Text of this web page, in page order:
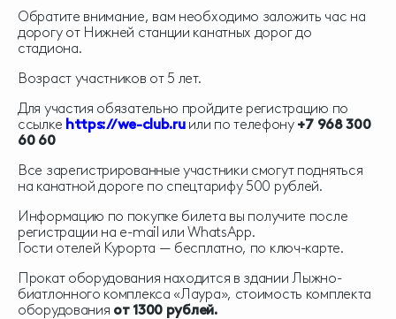
Обратите внимание, вам необходимо заложить час на
дорогу от Нижней станции канатных дорог до
стадиона.
Возраст участников от 5 лет.
Для участия обязательно пройдите регистрацию по
ссылке https://we-club.ruили по телефону +7 968 300
60 60
Все зарегистрированные участники смогут подняться
на канатной дороге по спецтарифу 500 рублей.
Информацию по покупке билета вы получите после
регистрации на e-mail или WhatsApp.
Гости отелей Курорта — бесплатно, по ключ-карте.
Прокат оборудования находится в здании Лыжно-
биатлонного комплекса «Лаура», стоимость комплекта
оборудования от 1300 рублей.